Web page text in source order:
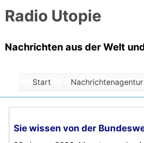
Radio Utopie
Nachrichten aus der Welt
Start Nachrichtenagentur
Sie wissen von der